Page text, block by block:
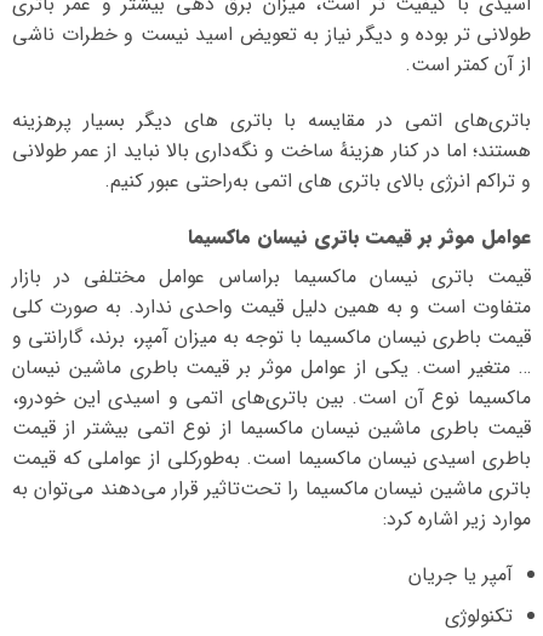
طولانی تر بوده و دیگر نیاز به تعویض اسید نیست و خطرات ناشی
از آن کمتر است.
باتری‌های اتمی در مقایسه با باتری‌ های دیگر بسیار پرهزینه
هستند؛ اما در کنار هزینهٔ ساخت و نگه‌داری بالا نباید از عمر طولانی
و تراکم انرژی بالای باتری‌ های اتمی به‌راحتی عبور کنیم.
عوامل موثر بر قیمت باتری نیسان ماکسیما
قیمت باتری نیسان ماکسیما بر‌اساس عوامل مختلفی در بازار
متفاوت است و به همین دلیل قیمت واحدی ندارد. به صورت کلی
قیمت باطری نیسان ماکسیما با توجه به میزان آمپر، برند، گارانتی و
… متغیر است. یکی از عوامل موثر بر قیمت باطری ماشین نیسان
ماکسیما نوع آن است. بین باتری‌های اتمی و اسیدی این خودرو،
قیمت باطری ماشین نیسان ماکسیما از نوع اتمی بیشتر از قیمت
باطری اسیدی نیسان ماکسیما است. به‌طورکلی از عواملی که قیمت
باتری ماشین نیسان ماکسیما را تحت‌تاثیر قرار می‌دهند می‌توان به
موارد زیر اشاره کرد:
آمپر یا جریان
تکنولوژی